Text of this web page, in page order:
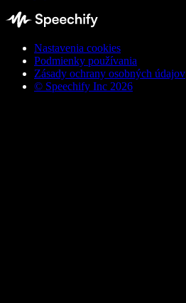
Nastavenia cookies
Podmienky používania
Zásady ochrany osobných údajov
© Speechify Inc 2026